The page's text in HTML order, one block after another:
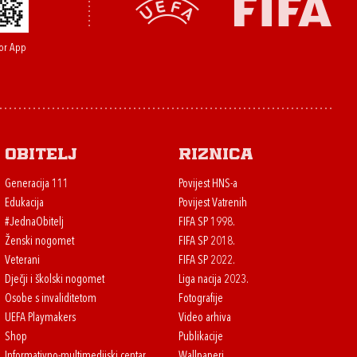
App
Obitelj
Generacija 111
Edukacija
#JednaObitelj
Ženski nogomet
Veterani
Dječji i školski nogomet
Osobe s invaliditetom
UEFA Playmakers
Shop
Riznica
Povijest HNS-a
Povijest Vatrenih
FIFA SP 1998.
FIFA SP 2018.
FIFA SP 2022.
Liga nacija 2023.
Fotografije
Video arhiva
Publikacije